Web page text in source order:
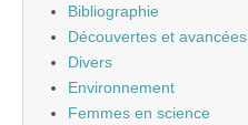
Bibliographie
Découvertes et avancées
Divers
Environnement
Femmes en science